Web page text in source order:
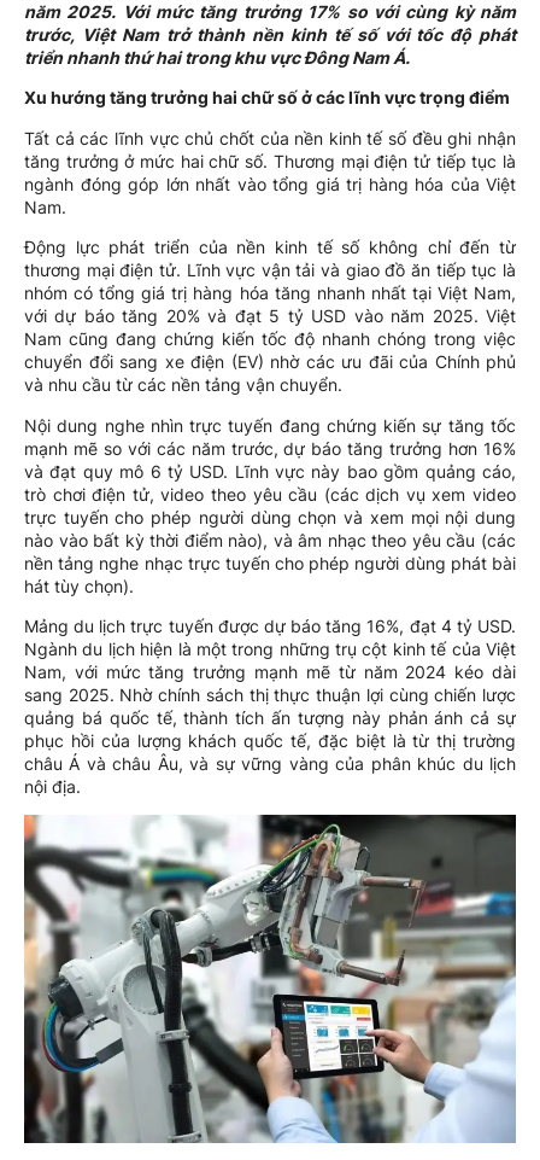
năm 2025. Với mức tăng trưởng 17% so với cùng kỳ năm
trước, Việt Nam trở thành nền kinh tế số với tốc độ phát
triển nhanh thứ hai trong khu vực Đông Nam Á.
Xu hướng tăng trưởng hai chữ số ở các lĩnh vực trọng điểm
Tất cả các lĩnh vực chủ chốt của nền kinh tế số đều ghi nhận
tăng trưởng ở mức hai chữ số. Thương mại điện tử tiếp tục là
ngành đóng góp lớn nhất vào tổng giá trị hàng hóa của Việt
Nam.
Động lực phát triển của nền kinh tế số không chỉ đến từ
thương mại điện tử. Lĩnh vực vận tải và giao đồ ăn tiếp tục là
nhóm có tổng giá trị hàng hóa tăng nhanh nhất tại Việt Nam,
với dự báo tăng 20% và đạt 5 tỷ USD vào năm 2025. Việt
Nam cũng đang chứng kiến tốc độ nhanh chóng trong việc
chuyển đổi sang xe điện (EV) nhờ các ưu đãi của Chính phủ
và nhu cầu từ các nền tảng vận chuyển.
Nội dung nghe nhìn trực tuyến đang chứng kiến sự tăng tốc
mạnh mẽ so với các năm trước, dự báo tăng trưởng hơn 16%
và đạt quy mô 6 tỷ USD. Lĩnh vực này bao gồm quảng cáo,
trò chơi điện tử, video theo yêu cầu (các dịch vụ xem video
trực tuyến cho phép người dùng chọn và xem mọi nội dung
nào vào bất kỳ thời điểm nào), và âm nhạc theo yêu cầu (các
nền tảng nghe nhạc trực tuyến cho phép người dùng phát bài
hát tùy chọn).
Mảng du lịch trực tuyến được dự báo tăng 16%, đạt 4 tỷ USD.
Ngành du lịch hiện là một trong những trụ cột kinh tế của Việt
Nam, với mức tăng trưởng mạnh mẽ từ năm 2024 kéo dài
sang 2025. Nhờ chính sách thị thực thuận lợi cùng chiến lược
quảng bá quốc tế, thành tích ấn tượng này phản ánh cả sự
phục hồi của lượng khách quốc tế, đặc biệt là từ thị trường
châu Á và châu Âu, và sự vững vàng của phân khúc du lịch
nội địa.